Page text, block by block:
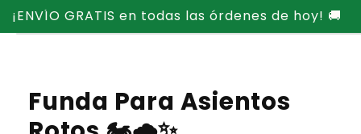
contenido
¡ENVÍO GRATIS en todas las órdenes de hoy! 🚚
Funda Para Asientos